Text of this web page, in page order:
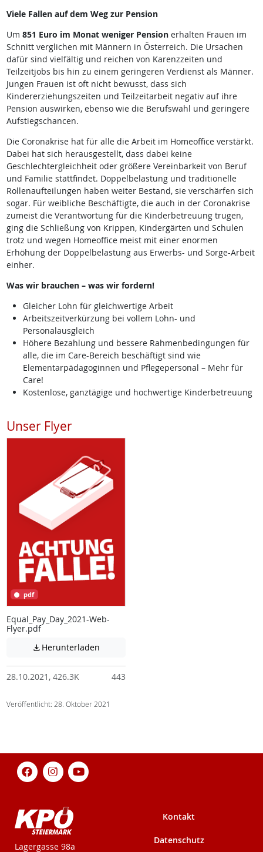
Viele Fallen auf dem Weg zur Pension
Um 851 Euro im Monat weniger Pensionerhalten Frauen im
Schnitt verglichen mit Männern in Österreich. Die Ursachen
dafür sind vielfältig und reichen von Karenzzeiten und
Teilzeitjobs bis hin zu einem geringeren Verdienst als Männer.
Jungen Frauen ist oft nicht bewusst, dass sich
Kindererziehungszeiten und Teilzeitarbeit negativ auf ihre
Pension auswirken, ebenso wie die Berufswahl und geringere
Aufstiegschancen.
Die Coronakrise hat für alle die Arbeit im Homeoffice verstärkt.
Dabei hat sich herausgestellt, dass dabei keine
Geschlechtergleichheit oder größere Vereinbarkeit von Beruf
und Familie stattfindet. Doppelbelastung und traditionelle
Rollenaufteilungen haben weiter Bestand, sie verschärfen sich
sogar. Für weibliche Beschäftigte, die auch in der Coronakrise
zumeist die Verantwortung für die Kinderbetreuung trugen,
ging die Schließung von Krippen, Kindergärten und Schulen
trotz und wegen Homeoffice meist mit einer enormen
Erhöhung der Doppelbelastung aus Erwerbs- und Sorge-Arbeit
einher.
Was wir brauchen – was wir fordern!
Gleicher Lohn für gleichwertige Arbeit
Arbeitszeitverkürzung bei vollem Lohn- und
Personalausgleich
Höhere Bezahlung und bessere Rahmenbedingungen für
alle, die im Care-Bereich beschäftigt sind wie
Elementarpädagoginnen und Pflegepersonal – Mehr für
Care!
Kostenlose, ganztägige und hochwertige Kinderbetreuung
Unser Flyer
pdf
Equal_Pay_Day_2021-Web-
Flyer.pdf
 Herunterladen
28.10.2021, 426.3K 443
Veröffentlicht: 28. Oktober 2021
KPÖ-Steiermark
Lagergasse 98a
Kontakt
Datenschutz